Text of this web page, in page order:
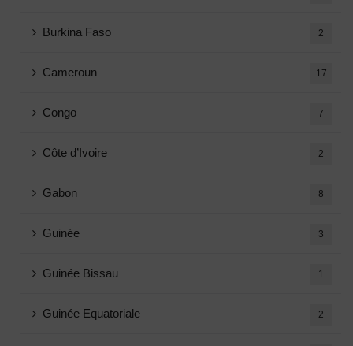
Burkina Faso 2
Cameroun 17
Congo 7
Côte d’Ivoire 2
Gabon 8
Guinée 3
Guinée Bissau 1
Guinée Equatoriale 2